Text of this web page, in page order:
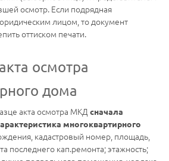
осмотр. Если подрядная
лицом, то документ
оттиском печати.
осмотра
дома
акта осмотра МКД сначала
многоквартирного
кадастровый номер, площадь,
последнего кап.ремонта; этажность;